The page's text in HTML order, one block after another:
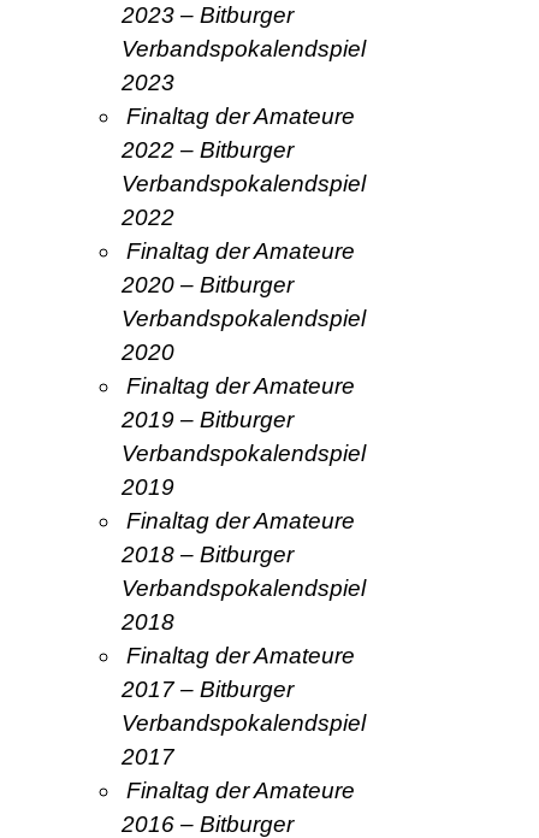
2023 – Bitburger
Verbandspokalendspiel
2023
Finaltag der Amateure
2022 – Bitburger
Verbandspokalendspiel
2022
Finaltag der Amateure
2020 – Bitburger
Verbandspokalendspiel
2020
Finaltag der Amateure
2019 – Bitburger
Verbandspokalendspiel
2019
Finaltag der Amateure
2018 – Bitburger
Verbandspokalendspiel
2018
Finaltag der Amateure
2017 – Bitburger
Verbandspokalendspiel
2017
Finaltag der Amateure
2016 – Bitburger